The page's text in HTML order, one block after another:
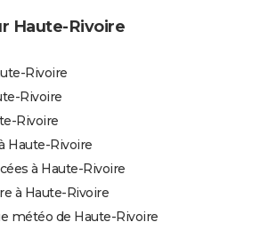
Haute-Rivoire
Rivoire
Rivoire
Rivoire
Haute-Rivoire
à Haute-Rivoire
à Haute-Rivoire
météo de Haute-Rivoire